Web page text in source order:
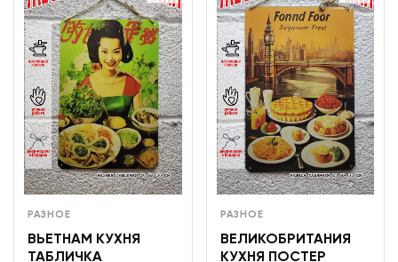
РАЗНОЕ
ВЬЕТНАМ КУХНЯ
ТАБЛИЧКА
РАЗНОЕ
ВЕЛИКОБРИТАНИЯ
КУХНЯ ПОСТЕР